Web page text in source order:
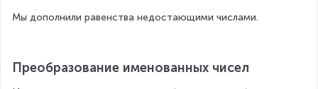
Мы дополнили равенства недостающими числами.
Преобразование именованных чисел